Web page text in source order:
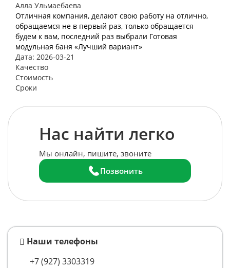
Алла Ульмаебаева
Отличная компания, делают свою работу на отлично,
обращаемся не в первый раз, только обращается
будем к вам, последний раз выбрали Готовая
модульная баня «Лучший вариант»
Дата: 2026-03-21
Качество
Стоимость
Сроки
Нас найти легко
Мы онлайн, пишите, звоните
Позвонить
Наши телефоны
+7 (927) 3303319